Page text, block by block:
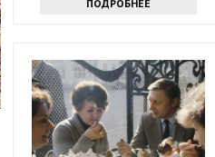
ПОДРОБНЕЕ